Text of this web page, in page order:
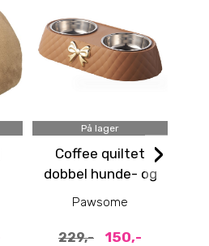
På lager
Coffee quiltet
dobbel hunde- og
katteskål med
Pawsome
229,- 150,-
›